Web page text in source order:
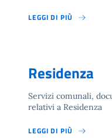
LEGGI DI PIÙ
Residenza
Servizi comunali,
relativi a Residenza
LEGGI DI PIÙ